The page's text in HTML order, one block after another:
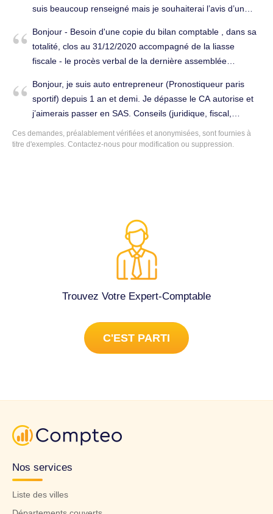
suis beaucoup renseigné mais je souhaiterai l’avis d’un
téléphonique. Cordialement. Conseils (juridique, fiscal,
social...) à Tournefeuille (31170).
Bonjour - Besoin d'une copie du bilan comptable , dans sa
totalité, clos au 31/12/2020 accompagné de la liasse
fiscale - le procès verbal de la dernière assemblée
complète de la comptabilité à Tournefeuille (31170).
Bonjour, je suis auto entrepreneur (Pronostiqueur paris
sportif) depuis 1 an et demi. Je dépasse le CA autorise et
j’aimerais passer en SAS. Conseils (juridique, fiscal,
social...) à Tournefeuille (31170).
Ces demandes, préalablement vérifiées et anonymisées, sont fournies à
titre d'exemples. Contactez-nous pour modification ou suppression.
Trouvez Votre Expert-Comptable
C'EST PARTI
Nos services
Liste des villes